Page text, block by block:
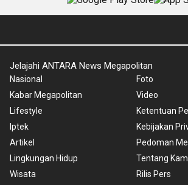
Jelajahi ANTARA News Megapolitan
Nasional
Kabar Megapolitan
Lifestyle
Iptek
Artikel
Lingkungan Hidup
Wisata
Foto
Video
Ketentuan
Kebijakan
Pedoman
Tentang
Rilis Pers